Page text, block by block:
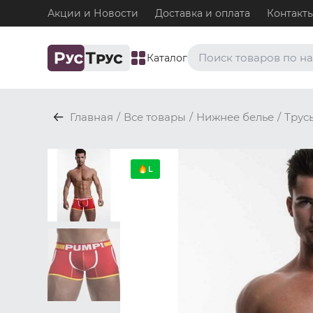
Акции и Новости Доставка и оплата
Каталог
Нижнее белье / Топ-бра
Боксеры и хипсы
Нижнее белье / Трусы /
Нижнее белье / Трусы /
Одежда / Майки
Главная / Все товары / Нижнее белье /
L